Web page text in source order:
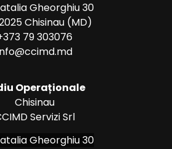
Gheorghiu 30
Chisinau (MD)
79 303076
Operaționale
Chisinau
Servizi Srl
Gheorghiu 30